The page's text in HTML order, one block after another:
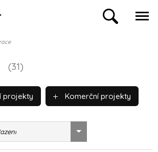
(31)
projekty Komerční projekty